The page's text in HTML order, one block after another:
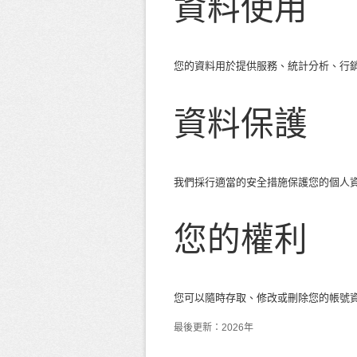
資料使用
您的資料用於提供服務、統計分析、行
資料保護
我們採行適當的安全措施保護您的個人
您的權利
您可以隨時存取、修改或刪除您的帳號
最後更新：2026年